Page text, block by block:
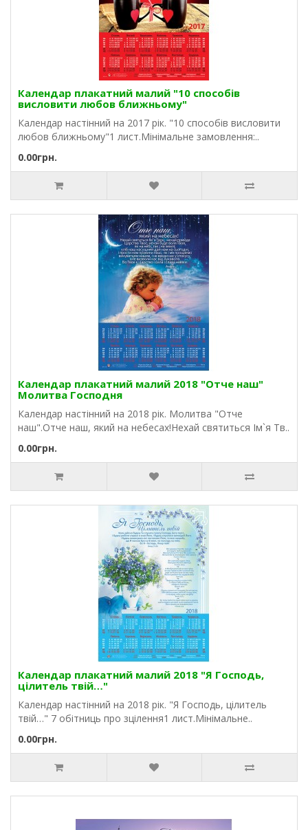
Календар плакатний малий "10 способів
висловити любов ближньому"
Календар настінний на 2017 рік. "10 способів висловити
любов ближньому"1 лист.Мінімальне замовлення:..
0.00грн.
Календар плакатний малий 2018 "Отче наш"
Молитва Господня
Календар настінний на 2018 рік. Молитва "Отче
наш".Отче наш, який на небесах!Нехай святиться Ім`я Тв..
0.00грн.
Календар плакатний малий 2018 "Я Господь,
цілитель твій…"
Календар настінний на 2018 рік. "Я Господь, цілитель
твій…" 7 обітниць про зцілення1 лист.Мінімальне..
0.00грн.